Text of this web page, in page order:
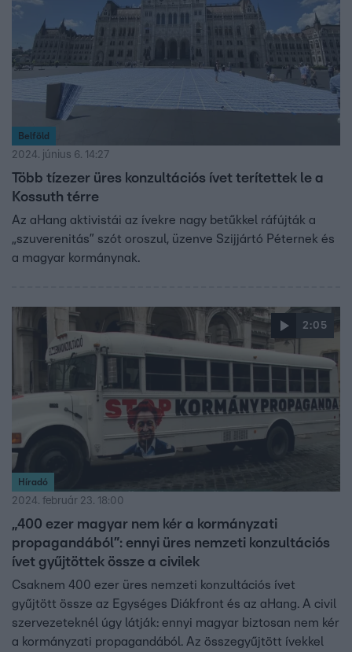
Belföld
2024. június 6. 14:27
Több tízezer üres konzultációs ívet terítettek le a
Kossuth térre
Az aHang aktivistái az ívekre nagy betűkkel ráfújták a
„szuverenitás” szót oroszul, üzenve Szijjártó Péternek és
a magyar kormánynak.
2:05
Híradó
2024. február 23. 18:00
„400 ezer magyar nem kér a kormányzati
propagandából”: ennyi üres nemzeti konzultációs
ívet gyűjtöttek össze a civilek
Csaknem 400 ezer üres nemzeti konzultációs ívet
gyűjtött össze az Egységes Diákfront és az aHang. A civil
szervezeteknél úgy látják: ennyi magyar biztosan nem kér
a kormányzati propagandából. Az összegyűjtött ívekkel